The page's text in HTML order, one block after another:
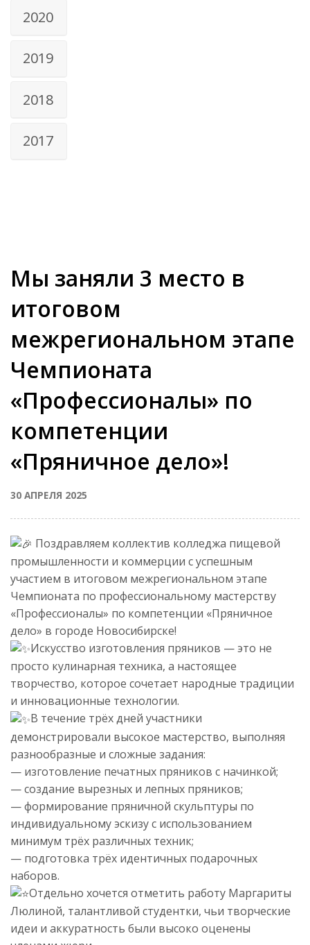
2020
2019
2018
2017
Мы заняли 3 место в
итоговом
межрегиональном этапе
Чемпионата
«Профессионалы» по
компетенции
«Пряничное дело»!
30 АПРЕЛЯ 2025
Поздравляем коллектив колледжа пищевой
промышленности и коммерции с успешным
участием в итоговом межрегиональном этапе
Чемпионата по профессиональному мастерству
«Профессионалы» по компетенции «Пряничное
дело» в городе Новосибирске!
Искусство изготовления пряников — это не
просто кулинарная техника, а настоящее
творчество, которое сочетает народные традиции
и инновационные технологии.
В течение трёх дней участники
демонстрировали высокое мастерство, выполняя
разнообразные и сложные задания:
— изготовление печатных пряников с начинкой;
— создание вырезных и лепных пряников;
— формирование пряничной скульптуры по
индивидуальному эскизу с использованием
минимум трёх различных техник;
— подготовка трёх идентичных подарочных
наборов.
Отдельно хочется отметить работу Маргариты
Люлиной, талантливой студентки, чьи творческие
идеи и аккуратность были высоко оценены